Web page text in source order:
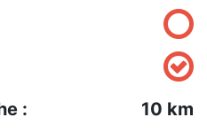
:
10 km